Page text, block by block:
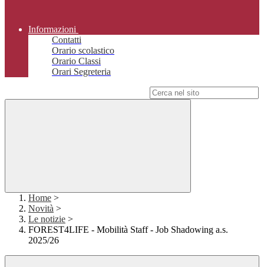
Informazioni
Contatti
Orario scolastico
Orario Classi
Orari Segreteria
Home >
Novità >
Le notizie >
FOREST4LIFE - Mobilità Staff - Job Shadowing a.s.
2025/26